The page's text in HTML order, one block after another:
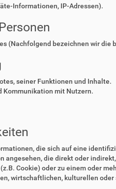
Informationen, IP-Adressen).
(Nachfolgend bezeichnen wir die
seiner Funktionen und Inhalte.
Kommunikation mit Nutzern.
die sich auf eine
die direkt oder
Cookie) oder zu einem oder
wirtschaftlichen, kulturellen